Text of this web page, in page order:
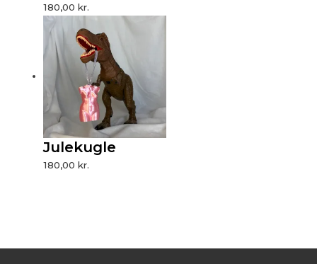
180,00kr.
Julekugle
180,00kr.